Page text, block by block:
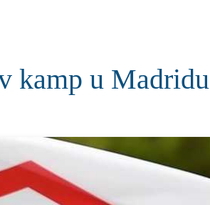
kamp u Madridu